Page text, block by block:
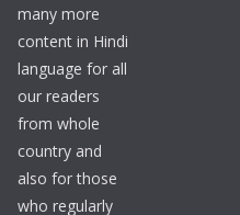
many more
content in Hindi
language for all
our readers
from whole
country and
also for those
who regularly